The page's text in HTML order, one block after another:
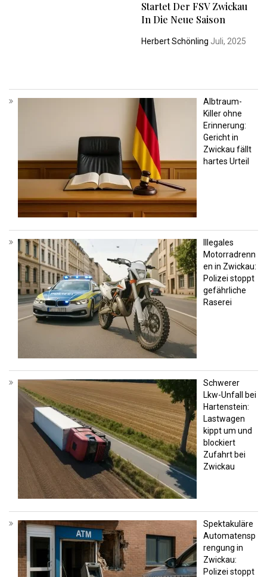
Startet Der FSV Zwickau
In Die Neue Saison
Herbert Schönling Juli, 2025
Albtraum-
Killer ohne
Erinnerung:
Gericht in
Zwickau fällt
hartes Urteil
Illegales
Motorradrenn
en in Zwickau:
Polizei stoppt
gefährliche
Raserei
Schwerer
Lkw-Unfall bei
Hartenstein:
Lastwagen
kippt um und
blockiert
Zufahrt bei
Zwickau
Spektakuläre
Automatensp
rengung in
Zwickau:
Polizei stoppt